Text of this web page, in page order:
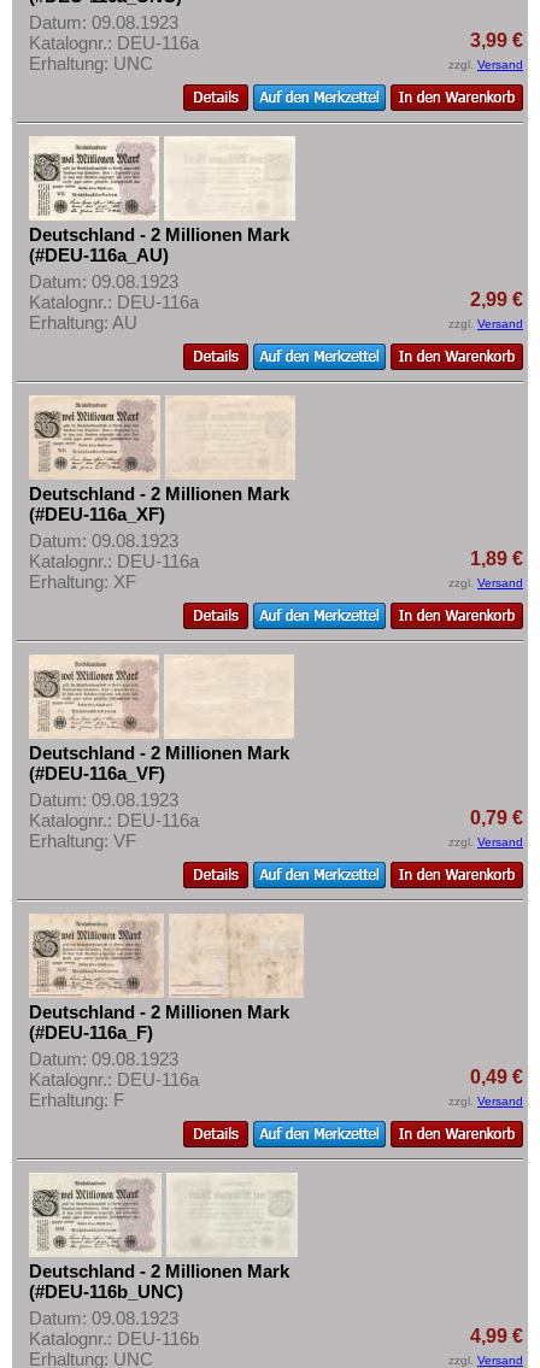
Mehr über...
Zahlungsbedingungen
Privatsphäre und Datenschutz
Widerrufsbelehrung
Liefer- und Versandkosten
AGB
Impressum
Datum: 09.08.1923
Katalognr.: DEU-116a
Erhaltung: UNC
3,99 €
zzgl. Versand
Deutschland - 2 Millionen Mark
(#DEU-116a_AU)
Datum: 09.08.1923
Katalognr.: DEU-116a
Erhaltung: AU
2,99 €
zzgl. Versand
Deutschland - 2 Millionen Mark
(#DEU-116a_XF)
Datum: 09.08.1923
Katalognr.: DEU-116a
Erhaltung: XF
1,89 €
zzgl. Versand
Deutschland - 2 Millionen Mark
(#DEU-116a_VF)
Datum: 09.08.1923
Katalognr.: DEU-116a
Erhaltung: VF
0,79 €
zzgl. Versand
Deutschland - 2 Millionen Mark
(#DEU-116a_F)
Datum: 09.08.1923
Katalognr.: DEU-116a
Erhaltung: F
0,49 €
zzgl. Versand
Deutschland - 2 Millionen Mark
(#DEU-116b_UNC)
Datum: 09.08.1923
Katalognr.: DEU-116b
Erhaltung: UNC
4,99 €
zzgl. Versand